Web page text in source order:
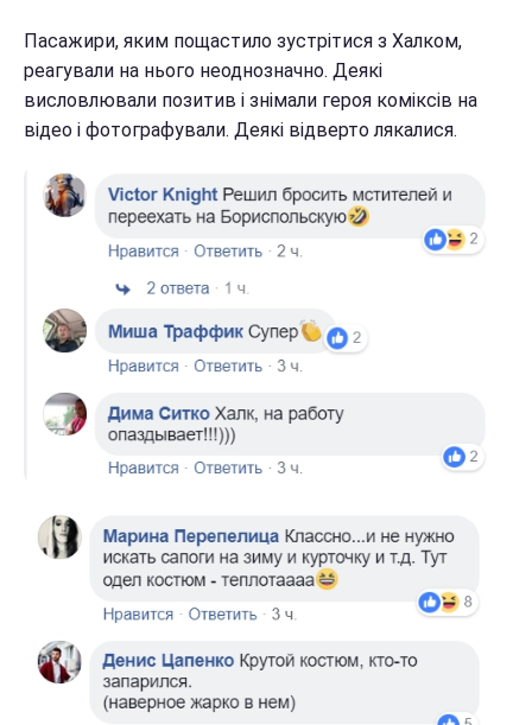
Пасажири, яким пощастило зустрітися з Халком,
реагували на нього неоднозначно. Деякі
висловлювали позитив і знімали героя коміксів на
відео і фотографували. Деякі відверто лякалися.